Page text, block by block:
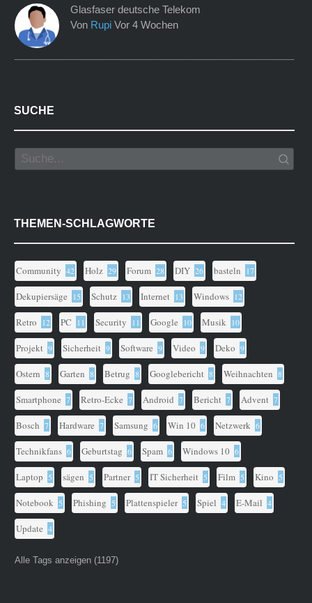
Glasfaser deutsche Telekom
Von Rupi Vor 4 Wochen
SUCHE
THEMEN-SCHLAGWORTE
Community 42 Holz 29 Forum 28 DIY 26 basteln 17
Dekupiersäge 15 Schutz 13 Internet 13 Windows 12
Retro 12 PC 11 Security 11 Google 10 Musik 10
Projekt 9 Sicherheit 9 Software 9 Video 9 Deko 9
Ostern 8 Garten 8 Betrug 8 Googlebericht 8 Weihnachten 8
Smartphone 7 Retro-Ecke 7 Android 7 Bericht 7 Advent 7
Bosch 7 Hardware 7 Samsung 6 Win 10 6 Netzwerk 6
Technikfans 6 Geburtstag 6 Spam 6 Windows 10 6
Laptop 5 sägen 5 Partner 5 IT Sicherheit 5 Film 5 Kino 5
Notebook 5 Phishing 5 Plattenspieler 5 Spiel 4 E-Mail 4
Update 4
Alle Tags anzeigen (1197)